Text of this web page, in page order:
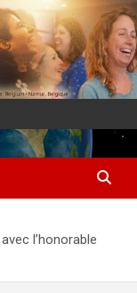
l’honorable